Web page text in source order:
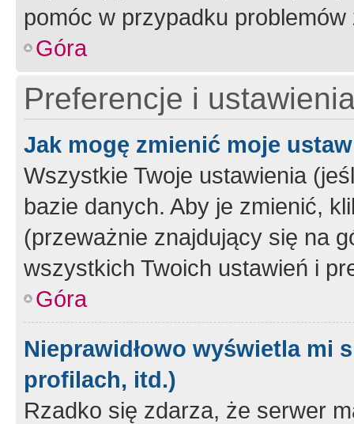
pomóc w przypadku
Góra
Preferencje i
Jak mogę zmienić moje
Wszystkie Twoje ustawienia
bazie danych. Aby je zmienić,
(przeważnie znajdujący się na
wszystkich Twoich ustawień i
Góra
Nieprawidłowo wyświetla mi
profilach, itd.)
Rzadko się zdarza, że serwer